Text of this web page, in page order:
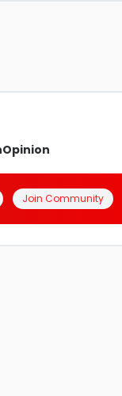
Opinion
Join Community